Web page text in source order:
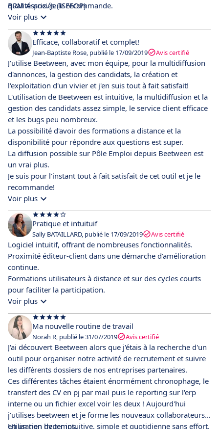
qualité-prix. Je le recommande.
BRM Associés (ISEEOP)
Voir plus
Efficace, collaboratif et complet!
Jean-Baptiste Rose, publié le 17/09/2019 Avis certifié
J'utilise Beetween, avec mon équipe, pour la multidiffusion
d'annonces, la gestion des candidats, la création et
l'exploitation d'un vivier et j'en suis tout à fait satisfait!
L'utilisation de Beetween est intuitive, la multidiffusion et la
gestion des candidats assez simple, le service client efficace
et les bugs peu nombreux.
La possibilité d'avoir des formations a distance et la
disponibilité pour répondre aux questions est super.
La diffusion possible sur Pôle Emploi depuis Beetween est
un vrai plus.
Je suis pour l'instant tout à fait satisfait de cet outil et je le
recommande!
Voir plus
Pratique et intuituif
Sally BATAILLARD, publié le 17/09/2019 Avis certifié
Logiciel intuitif, offrant de nombreuses fonctionnalités.
Proximité éditeur-client dans une démarche d'amélioration
continue.
Formations utilisateurs à distance et sur des cycles courts
pour faciliter la participation.
Voir plus
Ma nouvelle routine de travail
Norah R, publié le 31/07/2019 Avis certifié
J'ai découvert Beetween alors que j'étais à la recherche d'un
outil pour organiser notre activité de recrutement et suivre
les différents dossiers de nos entreprises partenaires.
Ces différentes tâches étaient énormément chronophage, le
transfert des CV en pj par mail puis le reporting sur l'erp
interne ou un fichier excel voir les deux ! Aujourd'hui
j'utilises beetween et je forme les nouveaux collaborateurs
en un rien de temps.
Utilisation hyper intuitive, simple et quotidienne sans effort.